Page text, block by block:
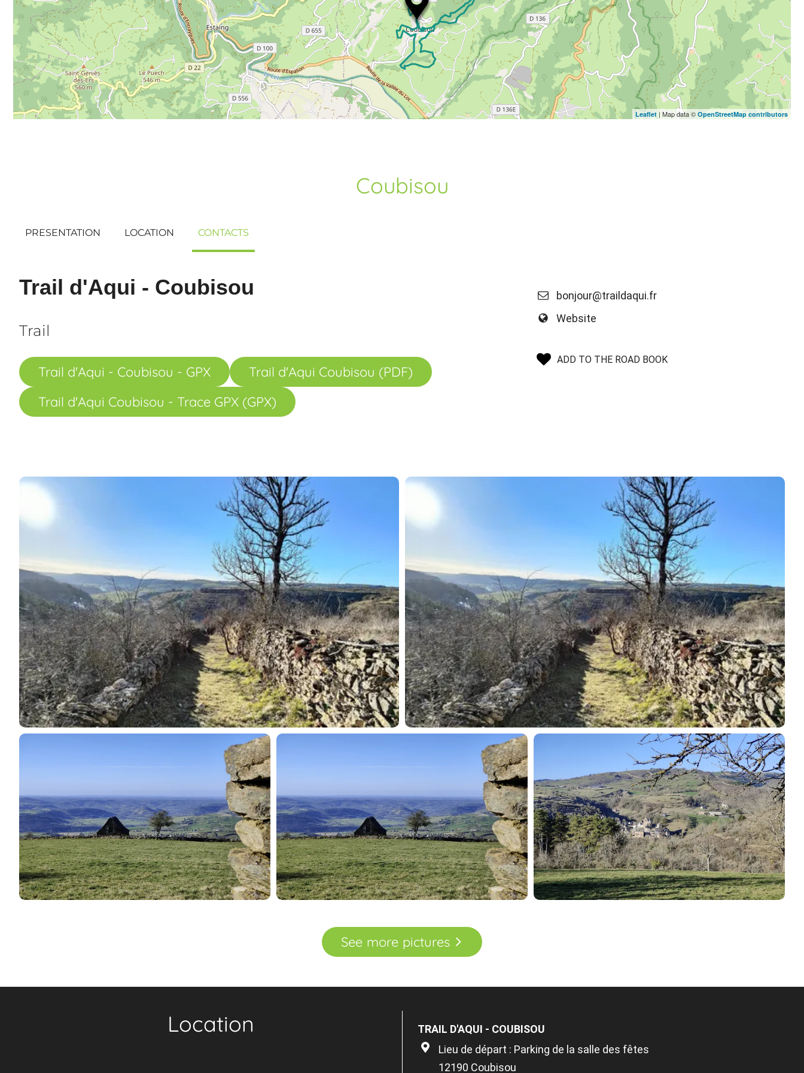
Leaflet| Map data © OpenStreetMap contributors
Coubisou
PRESENTATION LOCATION CONTACTS
Trail d'Aqui - Coubisou
Trail
Trail d'Aqui - Coubisou - GPX
Trail d'Aqui Coubisou (PDF)
Trail d'Aqui Coubisou - Trace GPX (GPX)
bonjour@traildaqui.fr
Website
ADD TO THE ROAD BOOK
See more pictures
Location
TRAIL D'AQUI - COUBISOU
Lieu de départ : Parking de la salle des fêtes
12190 Coubisou